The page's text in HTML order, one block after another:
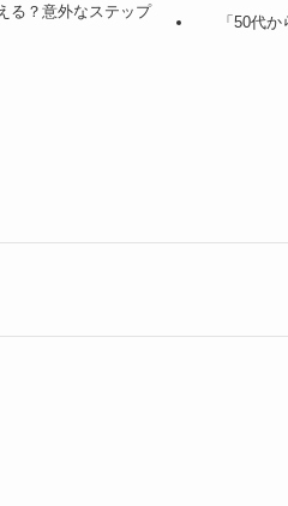
る？意外なステップ
「50代